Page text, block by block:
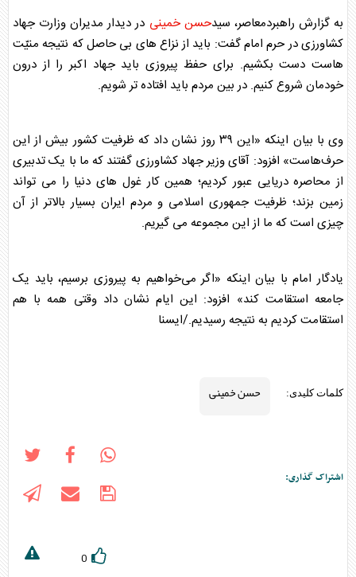
به گزارش راهبردمعاصر، سیدحسن خمینی در دیدار مدیران وزارت جهاد
کشاورزی در حرم امام گفت: باید از نزاع های بی حاصل که نتیجه منیّت
هاست دست بکشیم. برای حفظ پیروزی باید جهاد اکبر را از درون
خودمان شروع کنیم. در بین مردم باید افتاده تر شویم.
وی با بیان اینکه «این ۳۹ روز نشان داد که ظرفیت کشور بیش از این
حرف‌هاست» افزود: آقای وزیر جهاد کشاورزی گفتند که ما با یک تدبیری
از محاصره دریایی عبور کردیم؛ همین کار غول های دنیا را می تواند
زمین بزند؛ ظرفیت جمهوری اسلامی و مردم ایران بسیار بالاتر از آن
چیزی است که ما از این مجموعه می گیریم.
یادگار امام با بیان اینکه «اگر می‌خواهیم به پیروزی برسیم، باید یک
جامعه استقامت کند» افزود: این ایام نشان داد وقتی همه با هم
استقامت کردیم به نتیجه رسیدیم./ایسنا
کلمات کلیدی: حسن خمینی
اشتراک گذاری:
0